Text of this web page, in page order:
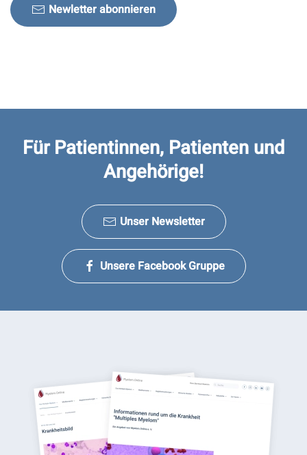
Newletter abonnieren
Für Patientinnen, Patienten und
Angehörige!
Unser Newsletter
Unsere Facebook Gruppe